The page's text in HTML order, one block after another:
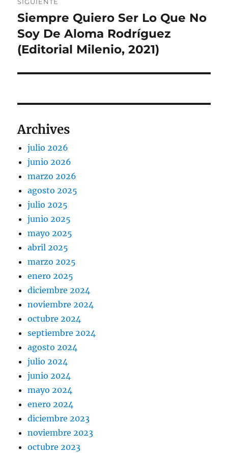
Entrada
siguiente:
Siempre Quiero Ser Lo Que No
Soy De Aloma Rodríguez
(Editorial Milenio, 2021)
Archives
julio 2026
junio 2026
marzo 2026
agosto 2025
julio 2025
junio 2025
mayo 2025
abril 2025
marzo 2025
enero 2025
diciembre 2024
noviembre 2024
octubre 2024
septiembre 2024
agosto 2024
julio 2024
junio 2024
mayo 2024
enero 2024
diciembre 2023
noviembre 2023
octubre 2023